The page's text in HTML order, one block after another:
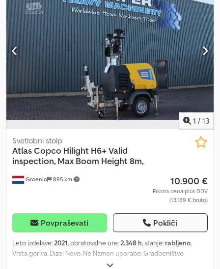
1 / 13
Groenlo 895 km
Svetlobni stolp
Atlas Copco Hilight H6+ Valid
inspection, Max Boom Height 8m,
10.900 €
Fiksna cena plus DDV
(13.189 € bruto)
Povpraševati Pokliči
Leto izdelave:2021, obratovalne ure:2.348 h, stanje: rabljeno,
Vrsta goriva: Dizel Novo: Ne Namen uporabe: Gradbeništvo
Znamka motorja: Kubota Chodpfoza R Ttjx Agkea Dimenzije